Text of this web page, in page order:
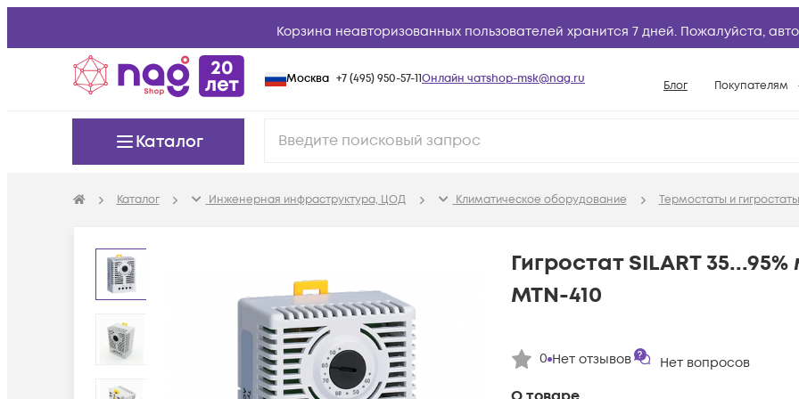
Корзина неавторизованных пользователей хранится 7 дней. Пожалуйста,
Москва +7 (495) 950-57-11Онлайн чатshop-msk@nag.ru Блог Покупателям
Условия
Возврат
Конфигураторы
Каталог
Каталог Инженерная инфраструктура, ЦОД Климатичeское оборудование Термостаты и гигростаты
Гигростат SILART
MTN-410
0 Нет отзывов Нет вопросов